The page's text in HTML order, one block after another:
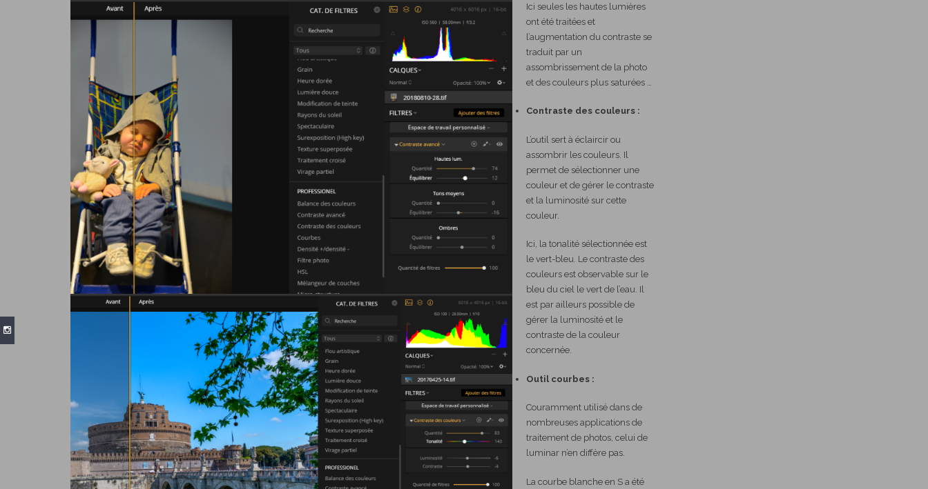
Ici seules les hautes lumières
ont été traitées et
l’augmentation du contraste se
traduit par un
assombrissement de la photo
et des couleurs plus saturées …
Contraste des couleurs :
L’outil sert à éclaircir ou
assombrir les couleurs. Il
permet de sélectionner une
couleur et de gérer le contraste
et la luminosité sur cette
couleur.
Ici, la tonalité sélectionnée est
le vert-bleu. Le contraste des
couleurs est observable sur le
bleu du ciel le vert de l’eau. Il
est par ailleurs possible de
gérer la luminosité et le
contraste de la couleur
concernée.
Outil courbes :
Couramment utilisé dans de
nombreuses applications de
traitement de photos, celui de
luminar n’en diffère pas.
La courbe blanche en S a été